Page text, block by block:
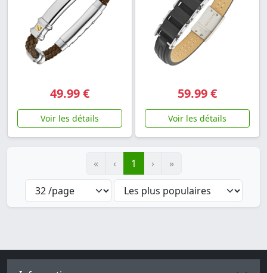
49.99 €
Voir les détails
59.99 €
Voir les détails
« ‹ 1 › »